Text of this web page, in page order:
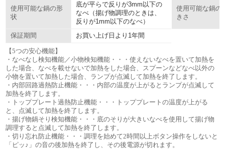
使用可能な鍋の形
状
底が平らで反りが3mm以下の
なべ（揚げ物調理のときは、
反りが1mm以下のなべ）
使用可能な鍋の
きさ
保証期間 お買い上げ日より1年間
【5つの安心機能】
・なべなし検知機能／小物検知機能・・・使えないなべを置いて加熱を
した場合、なべを載せないで加熱をした場合、スプーンなどなべ以外の
小物を置いて加熱した場合、ランプが点滅して加熱を終了します。
・内部回路過熱防止機能・・・内部の温度が上がるとランプが点滅して
加熱を終了します。
・トッププレート過熱防止機能・・・トッププレートの温度が上がる
と、点滅して加熱を終了します。
・揚げ物鍋そり検知機能・・・底のそりが大きいなべを使用して揚げ物
調理すると点滅して加熱を終了します。
・切り忘れ防止機能・・・調理を始めて2時間以上ボタン操作をしないと
「ピッ♪」の音の後加熱を終了し、その後電源が切れます。